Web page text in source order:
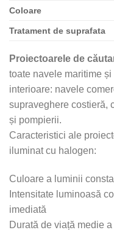
Coloare
Tratament de suprafata
Proiectoarele de
toate navele maritime
interioare: navele
supraveghere costieră,
și pompierii.
Caracteristici ale
iluminat cu halogen:
Culoare a luminii
Intensitate luminoasă
imediată
Durată de viață medie